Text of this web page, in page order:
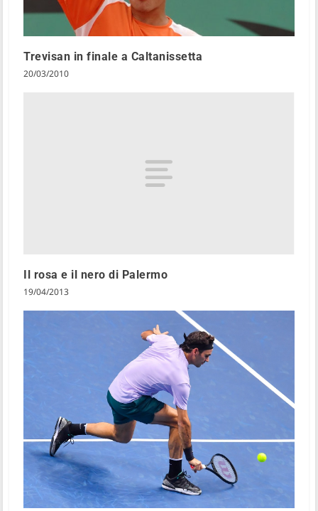
Trevisan in finale a Caltanissetta
20/03/2010
Il rosa e il nero di Palermo
19/04/2013